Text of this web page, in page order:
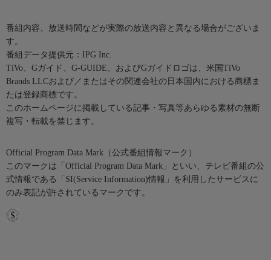
番組内容、放送時間などが実際の放送内容と異なる場合がございま
す。
番組データ提供元：IPG Inc.
TiVo、Gガイド、G-GUIDE、およびGガイドロゴは、米国TiVo
Brands LLCおよび／またはその関連会社の日本国内における商標ま
たは登録商標です。
このホームページに掲載している記事・写真等あらゆる素材の無断
複写・転載を禁じます。
Official Program Data Mark（公式番組情報マーク）
このマークは「Official Program Data Mark」といい、テレビ番組の公
式情報である「SI(Service Information)情報」を利用したサービスに
のみ表記が許されているマークです。